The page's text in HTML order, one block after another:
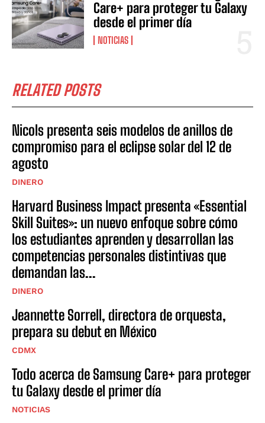
Care+ para proteger tu Galaxy
desde el primer día
NOTICIAS
RELATED POSTS
Nicols presenta seis modelos de anillos de
compromiso para el eclipse solar del 12 de
agosto
DINERO
Harvard Business Impact presenta «Essential
Skill Suites»: un nuevo enfoque sobre cómo
los estudiantes aprenden y desarrollan las
competencias personales distintivas que
demandan las...
DINERO
Jeannette Sorrell, directora de orquesta,
prepara su debut en México
CDMX
Todo acerca de Samsung Care+ para proteger
tu Galaxy desde el primer día
NOTICIAS